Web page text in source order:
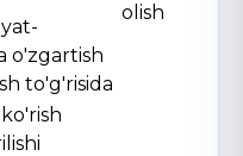
o'zgartish
to'g'risida
olish